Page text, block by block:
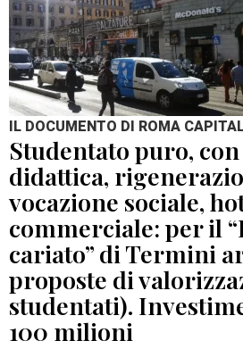
IL DOCUMENTO DI ROMA
Studentato puro,
didattica,
vocazione sociale,
commerciale: per il
cariato” di Termini
proposte di
studentati).
100 milioni